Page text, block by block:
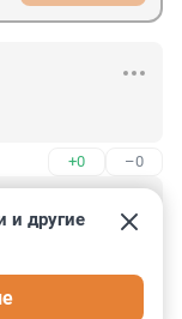
+0 –0
назад разбил
и другие